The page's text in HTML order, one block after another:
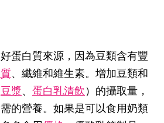
蛋白質來源，因為豆類含有豐
、纖維和維生素。增加豆類和
豆漿、 蛋白乳清飲）的攝取量，
的營養。如果是可以食用奶類